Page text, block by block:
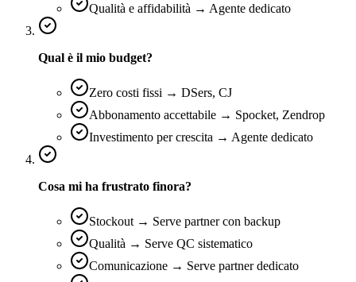
Qualità e affidabilità → Agente dedicato
Qual è il mio budget?
Zero costi fissi → DSers, CJ
Abbonamento accettabile → Spocket, Zendrop
Investimento per crescita → Agente dedicato
Cosa mi ha frustrato finora?
Stockout → Serve partner con backup
Qualità → Serve QC sistematico
Comunicazione → Serve partner dedicato